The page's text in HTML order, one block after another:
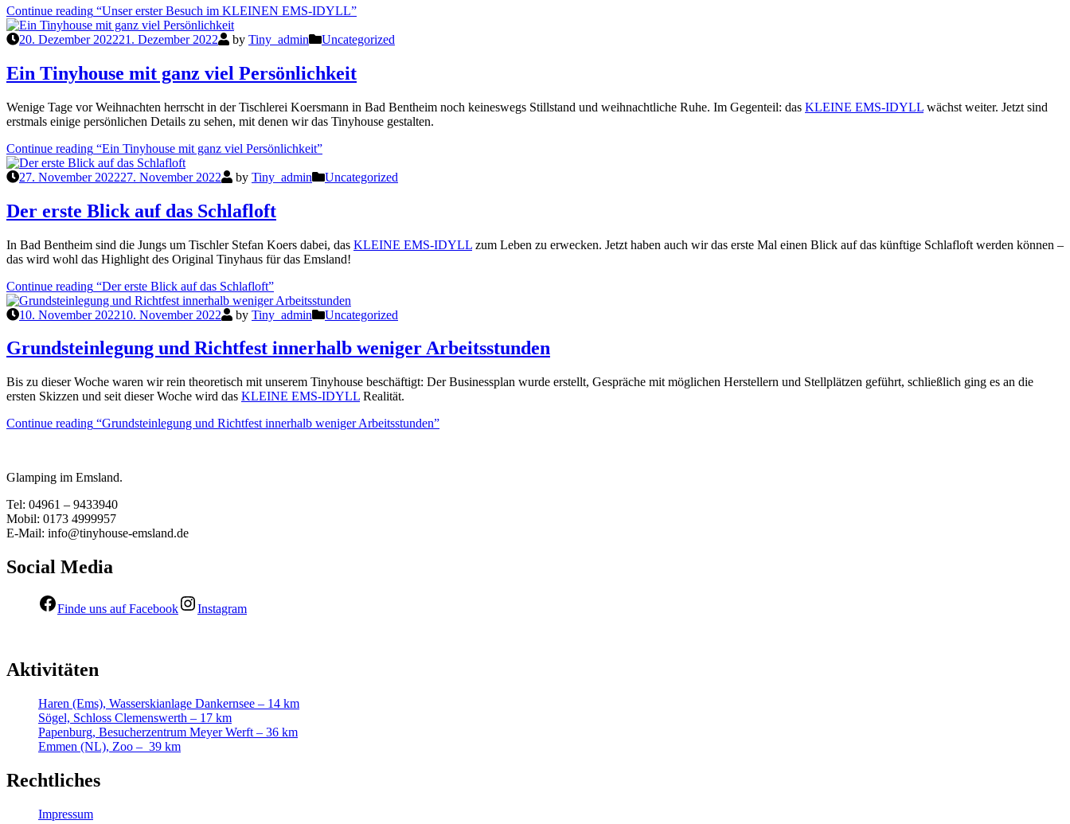
Continue reading “Unser erster Besuch im KLEINEN EMS-IDYLL”
20. Dezember 202221. Dezember 2022 by Tiny_admin Uncategorized
Ein Tinyhouse mit ganz viel Persönlichkeit
Wenige Tage vor Weihnachten herrscht in der Tischlerei Koersmann in Bad Bentheim noch keineswegs Stillstand und weihnachtliche Ruhe. Im Gegenteil: das KLEINE EMS-IDYLL wächst weiter. Jetzt sind
erstmals einige persönlichen Details zu sehen, mit denen wir das Tinyhouse gestalten.
Continue reading “Ein Tinyhouse mit ganz viel Persönlichkeit”
27. November 202227. November 2022 by Tiny_admin Uncategorized
Der erste Blick auf das Schlafloft
In Bad Bentheim sind die Jungs um Tischler Stefan Koers dabei, das KLEINE EMS-IDYLL zum Leben zu erwecken. Jetzt haben auch wir das erste Mal einen Blick auf das künftige Schlafloft werden können –
das wird wohl das Highlight des Original Tinyhaus für das Emsland!
Continue reading “Der erste Blick auf das Schlafloft”
10. November 202210. November 2022 by Tiny_admin Uncategorized
Grundsteinlegung und Richtfest innerhalb weniger Arbeitsstunden
Bis zu dieser Woche waren wir rein theoretisch mit unserem Tinyhouse beschäftigt: Der Businessplan wurde erstellt, Gespräche mit möglichen Herstellern und Stellplätzen geführt, schließlich ging es an die
ersten Skizzen und seit dieser Woche wird das KLEINE EMS-IDYLL Realität.
Continue reading “Grundsteinlegung und Richtfest innerhalb weniger Arbeitsstunden”
Glamping im Emsland.
Tel: 04961 – 9433940
Mobil: 0173 4999957
E-Mail: info@tinyhouse-emsland.de
Social Media
Finde uns auf Facebook Instagram
Aktivitäten
Haren (Ems), Wasserskianlage Dankernsee – 14 km
Sögel, Schloss Clemenswerth – 17 km
Papenburg, Besucherzentrum Meyer Werft – 36 km
Emmen (NL), Zoo – 39 km
Rechtliches
Impressum